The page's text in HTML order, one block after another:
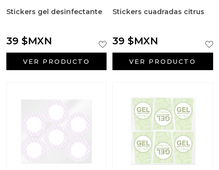
Stickers gel desinfectante
39 $MXN
VER PRODUCTO
Stickers cuadradas citrus
39 $MXN
VER PRODUCTO